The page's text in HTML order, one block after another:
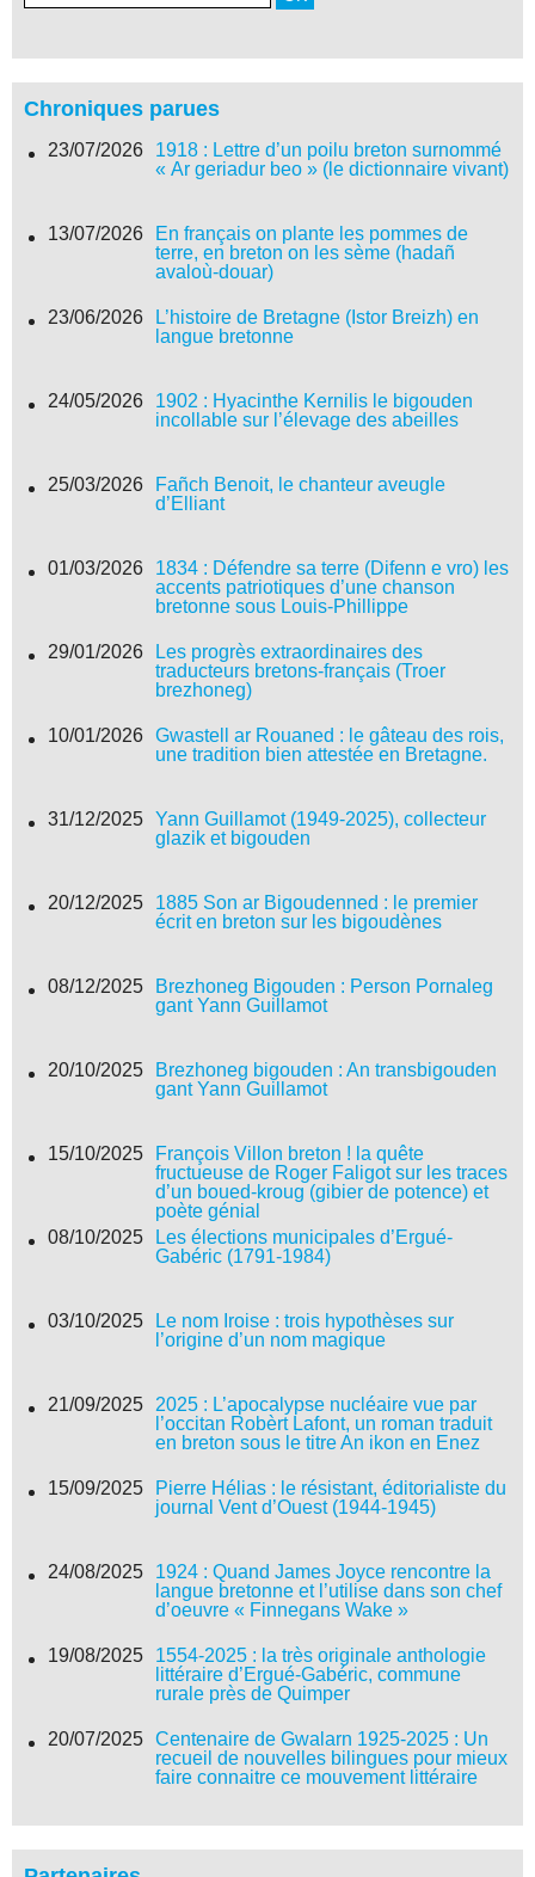
Chroniques parues
1918 : Lettre d’un poilu breton surnommé
« Ar geriadur beo » (le dictionnaire vivant)
23/07/2026
En français on plante les pommes de
terre, en breton on les sème (hadañ
avaloù-douar)
13/07/2026
L’histoire de Bretagne (Istor Breizh) en
langue bretonne
23/06/2026
1902 : Hyacinthe Kernilis le bigouden
incollable sur l’élevage des abeilles
24/05/2026
Fañch Benoit, le chanteur aveugle
d’Elliant
25/03/2026
1834 : Défendre sa terre (Difenn e vro) les
accents patriotiques d’une chanson
bretonne sous Louis-Phillippe
01/03/2026
Les progrès extraordinaires des
traducteurs bretons-français (Troer
brezhoneg)
29/01/2026
Gwastell ar Rouaned : le gâteau des rois,
une tradition bien attestée en Bretagne.
10/01/2026
Yann Guillamot (1949-2025), collecteur
glazik et bigouden
31/12/2025
1885 Son ar Bigoudenned : le premier
écrit en breton sur les bigoudènes
20/12/2025
Brezhoneg Bigouden : Person Pornaleg
gant Yann Guillamot
08/12/2025
Brezhoneg bigouden : An transbigouden
gant Yann Guillamot
20/10/2025
François Villon breton ! la quête
fructueuse de Roger Faligot sur les traces
d’un boued-kroug (gibier de potence) et
poète génial
15/10/2025
Les élections municipales d’Ergué-
Gabéric (1791-1984)
08/10/2025
Le nom Iroise : trois hypothèses sur
l’origine d’un nom magique
03/10/2025
2025 : L’apocalypse nucléaire vue par
l’occitan Robèrt Lafont, un roman traduit
en breton sous le titre An ikon en Enez
21/09/2025
Pierre Hélias : le résistant, éditorialiste du
journal Vent d’Ouest (1944-1945)
15/09/2025
1924 : Quand James Joyce rencontre la
langue bretonne et l’utilise dans son chef
d’oeuvre « Finnegans Wake »
24/08/2025
1554-2025 : la très originale anthologie
littéraire d’Ergué-Gabéric, commune
rurale près de Quimper
19/08/2025
Centenaire de Gwalarn 1925-2025 : Un
recueil de nouvelles bilingues pour mieux
faire connaitre ce mouvement littéraire
20/07/2025